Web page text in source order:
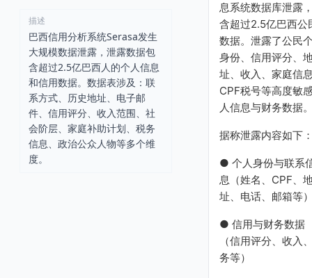
描述
巴西信用分析系统Serasa发生
大规模数据泄露，泄露数据包
含超过2.5亿巴西人的个人信息
和信用数据。数据表涉及：联
系方式、历史地址、电子邮
件、信用评分、收入范围、社
会阶层、家庭补助计划、税务
信息、政治公众人物等多个维
度。
息系统数据库泄露
含超过2.5亿巴西公
数据。泄露了公民
身份、信用评分、
址、收入、家庭信
CPF税号等高度敏
人信息与财务数据
据称泄露内容如下
● 个人身份与联系
息（姓名、CPF、
址、电话、邮箱等
● 信用与财务数据
（信用评分、收入
务等）